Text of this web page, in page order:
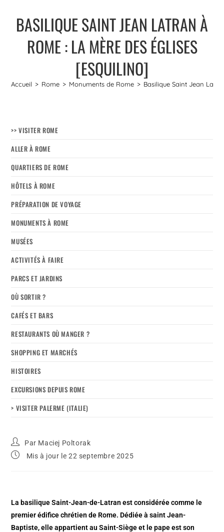
BASILIQUE SAINT JEAN LATRAN À
ROME : LA MÈRE DES ÉGLISES
[ESQUILINO]
Accueil > Rome > Monuments de Rome > Basilique Saint Jean
>> VISITER ROME
ALLER À ROME
QUARTIERS DE ROME
HÔTELS À ROME
PRÉPARATION DE VOYAGE
MONUMENTS À ROME
MUSÉES
ACTIVITÉS À FAIRE
PARCS ET JARDINS
OÙ SORTIR ?
CAFÉS ET BARS
RESTAURANTS OÙ MANGER ?
SHOPPING ET MARCHÉS
HISTOIRES
EXCURSIONS DEPUIS ROME
> VISITER PALERME (ITALIE)
Par Maciej Poltorak
Mis à jour le 22 septembre 2025
La basilique Saint-Jean-de-Latran est considérée comme le
premier édifice chrétien de Rome. Dédiée à saint Jean-
Baptiste, elle appartient au Saint-Siège et le pape est son